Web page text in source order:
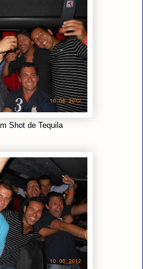
Shot de Tequila